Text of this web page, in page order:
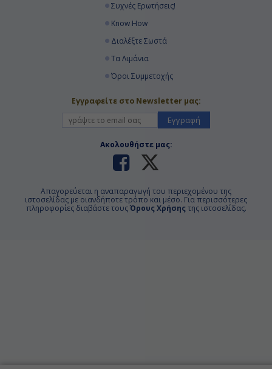
Συχνές Ερωτήσεις!
Know How
Διαλέξτε Σωστά
Τα Λιμάνια
Όροι Συμμετοχής
Εγγραφείτε στο Newsletter μας:
Εγγραφή
Ακολουθήστε μας:
Απαγορεύεται η αναπαραγωγή του περιεχομένου της
ιστοσελίδας με οιανδήποτε τρόπο και μέσο. Για περισσότερες
πληροφορίες διαβάστε τουςΌρους Χρήσης της ιστοσελίδας.